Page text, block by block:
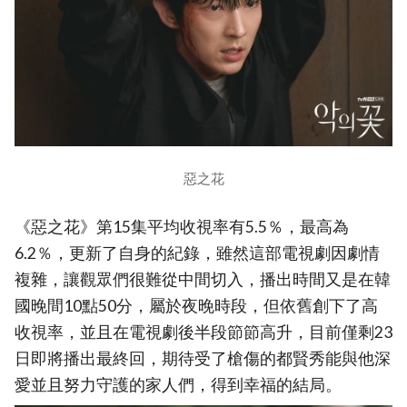
惡之花
《惡之花》第15集平均收視率有5.5％，最高為
6.2％，更新了自身的紀錄，雖然這部電視劇因劇情
複雜，讓觀眾們很難從中間切入，播出時間又是在韓
國晚間10點50分，屬於夜晚時段，但依舊創下了高
收視率，並且在電視劇後半段節節高升，目前僅剩23
日即將播出最終回，期待受了槍傷的都賢秀能與他深
愛並且努力守護的家人們，得到幸福的結局。